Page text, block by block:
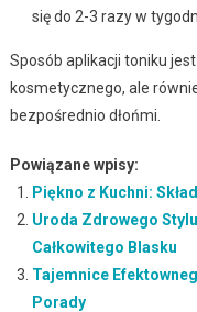
się do 2-3 razy w
Sposób aplikacji toniku
kosmetycznego, ale
bezpośrednio dłońmi.
Powiązane wpisy:
Piękno z Kuchni:
Uroda Zdrowego
Całkowitego Blasku
Tajemnice
Porady